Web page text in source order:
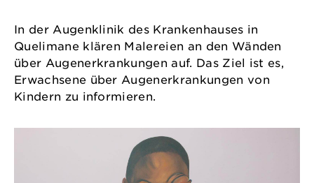
In der Augenklinik des Krankenhauses in
Quelimane klären Malereien an den Wänden
über Augenerkrankungen auf. Das Ziel ist es,
Erwachsene über Augenerkrankungen von
Kindern zu informieren.